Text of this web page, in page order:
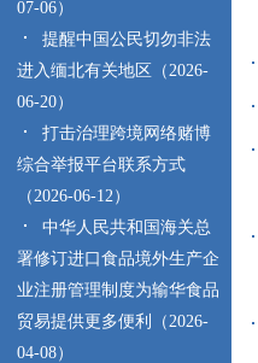
07-06）
提醒中国公民切勿非法
进入缅北有关地区（2026-
06-20）
打击治理跨境网络赌博
综合举报平台联系方式
（2026-06-12）
中华人民共和国海关总
署修订进口食品境外生产企
业注册管理制度为输华食品
贸易提供更多便利（2026-
04-08）